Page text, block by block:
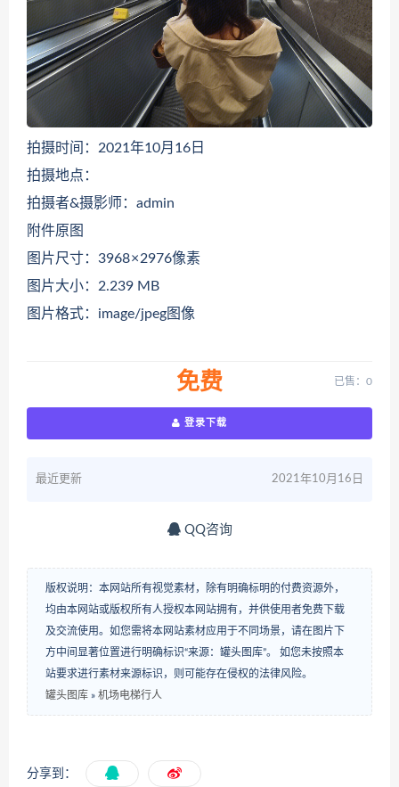
拍摄时间：2021年10月16日
拍摄地点：
拍摄者&摄影师：admin
附件原图
图片尺寸：3968 × 2976像素
图片大小：2.239 MB
图片格式：image/jpeg图像
免费 已售：0
登录下载
最近更新 2021年10月16日
QQ咨询
版权说明：本网站所有视觉素材，除有明确标明的付费资源外，
均由本网站或版权所有人授权本网站拥有，并供使用者免费下载
及交流使用。如您需将本网站素材应用于不同场景，请在图片下
方中间显著位置进行明确标识“来源：罐头图库”。 如您未按照本
站要求进行素材来源标识，则可能存在侵权的法律风险。
罐头图库 » 机场电梯行人
分享到：